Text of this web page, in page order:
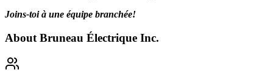
Joins-toi à une équipe branchée!
About Bruneau Électrique Inc.